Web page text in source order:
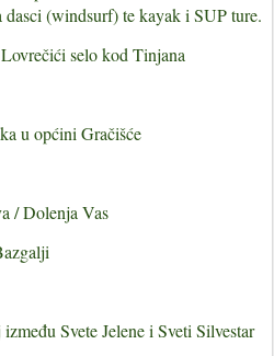
dasci (windsurf) te kayak i SUP ture.
Lovrečići selo kod Tinjana
u općini Gračišće
/ Dolenja Vas
Svete Jelene i Sveti Silvestar